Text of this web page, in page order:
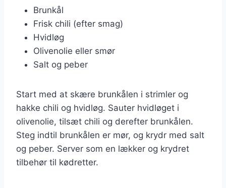
Brunkål
Frisk chili (efter smag)
Hvidløg
Olivenolie eller smør
Salt og peber
Start med at skære brunkålen i strimler og
hakke chili og hvidløg. Sauter hvidløget i
olivenolie, tilsæt chili og derefter brunkålen.
Steg indtil brunkålen er mør, og krydr med salt
og peber. Server som en lækker og krydret
tilbehør til kødretter.